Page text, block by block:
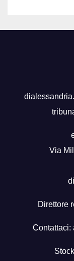
Via
Direttore
Contattaci: